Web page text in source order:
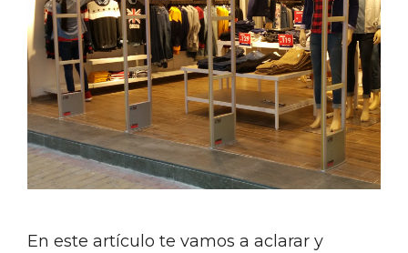
En este artículo te vamos a aclarar y